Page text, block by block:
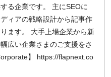
る企業です。 主にSEOに
ィアの戦略設計から記事作
ます。 大手上場企業から新
広い企業さまのご支援をさ
】 https://flapnext.co